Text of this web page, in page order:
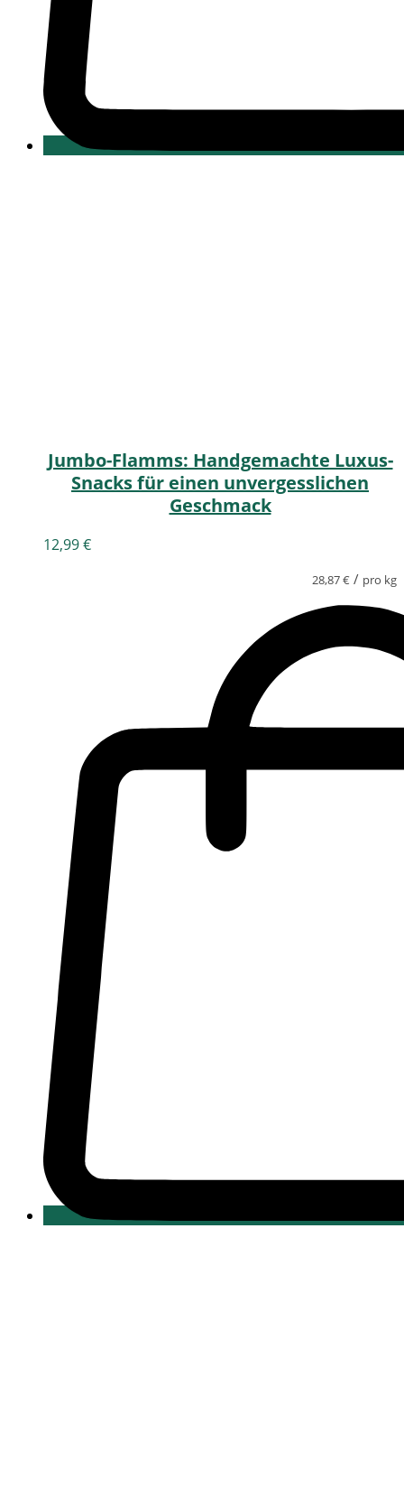
Jumbo-Flamms: Handgemachte Luxus-
Snacks für einen unvergesslichen
Geschmack
12,99€
28,87€ / pro kg